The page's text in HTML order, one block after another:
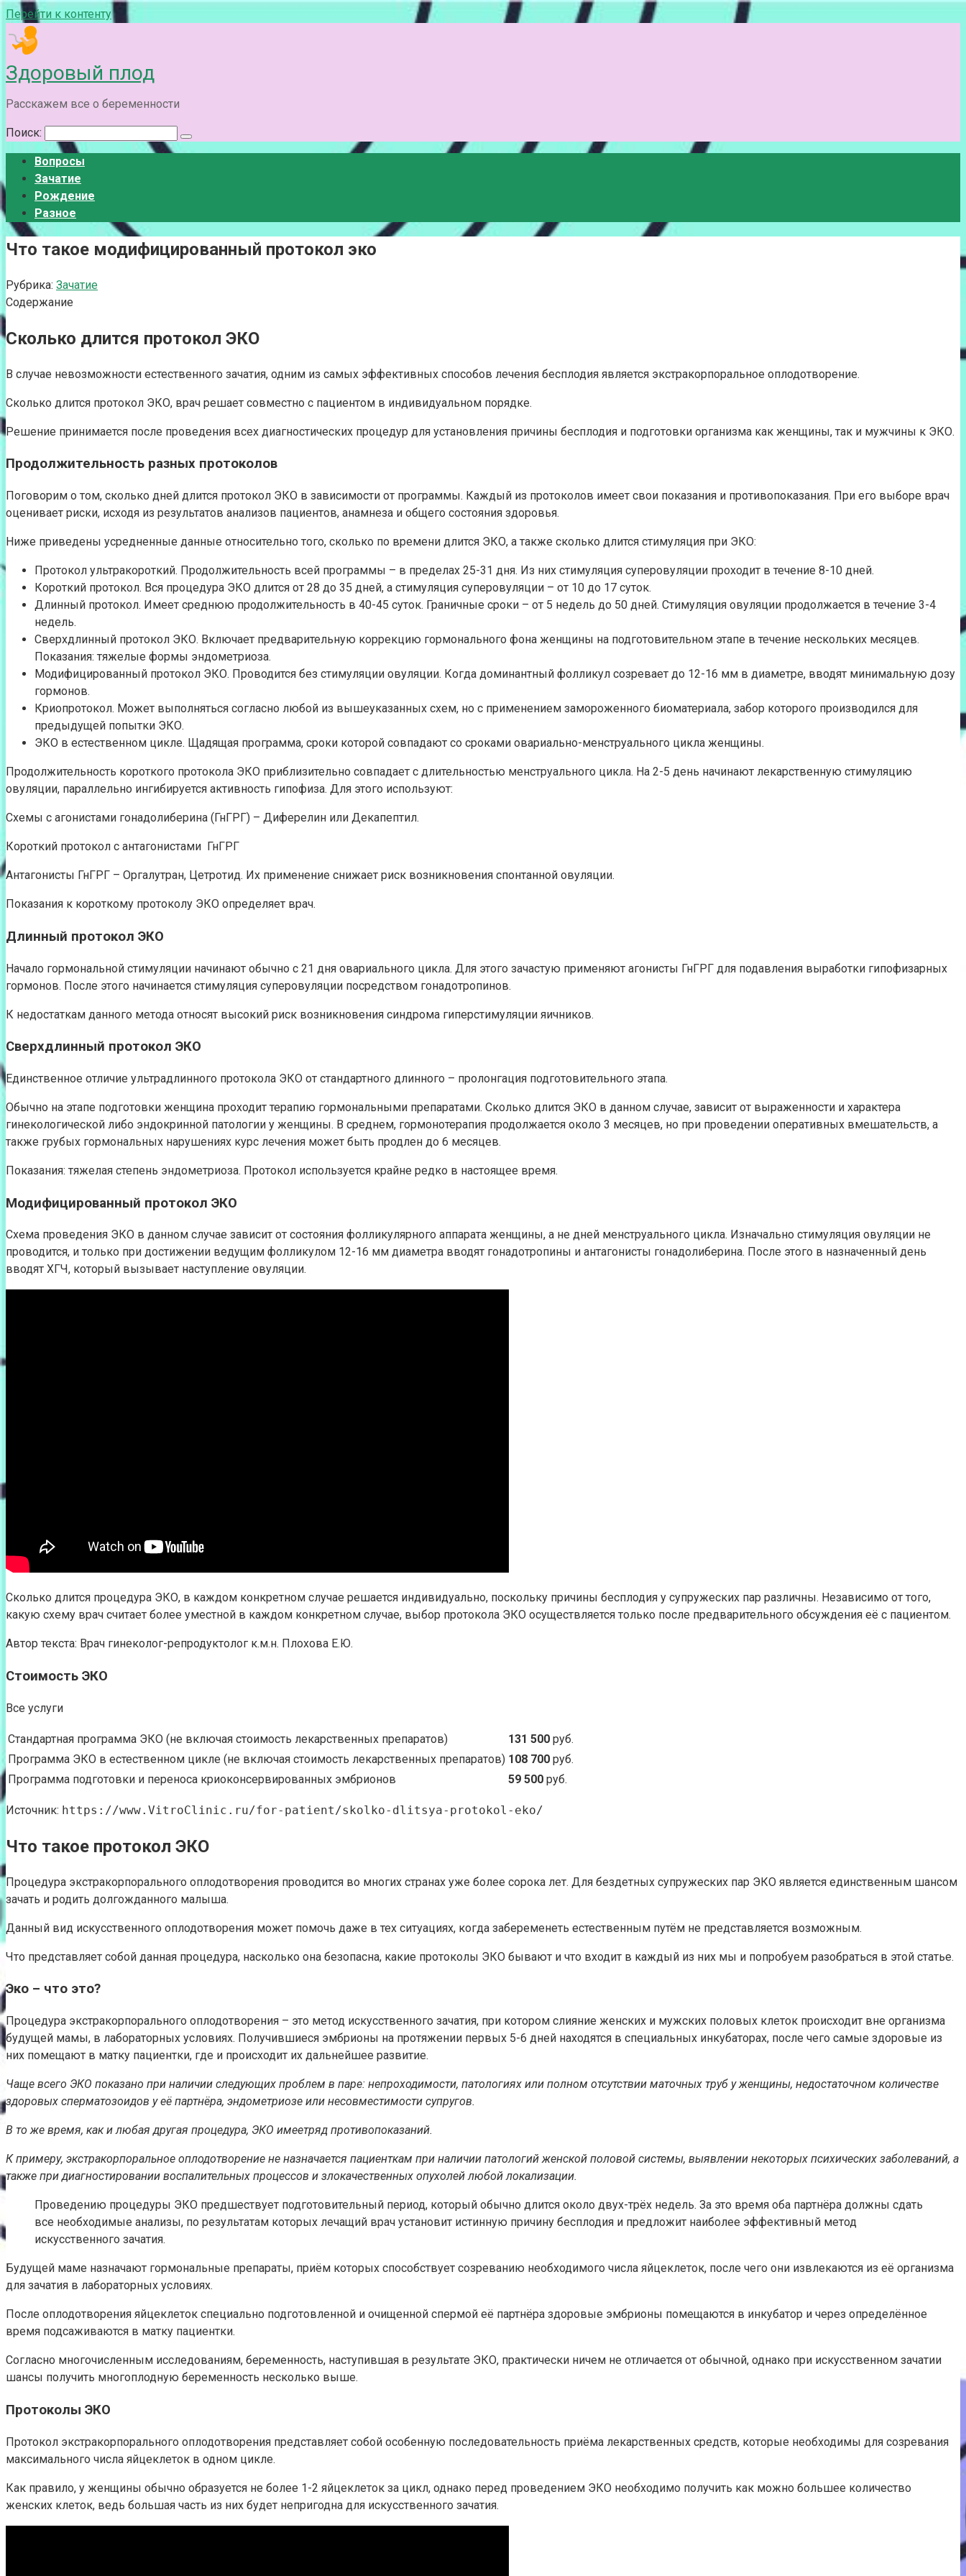
Перейти к контенту
Здоровый плод
Расскажем все о беременности
Поиск:
Вопросы
Зачатие
Рождение
Разное
Что такое модифицированный протокол эко
Рубрика: Зачатие
Содержание
Сколько длится протокол ЭКО
В случае невозможности естественного зачатия, одним из самых эффективных способов лечения бесплодия является экстракорпоральное оплодотворение.
Сколько длится протокол ЭКО, врач решает совместно с пациентом в индивидуальном порядке.
Решение принимается после проведения всех диагностических процедур для установления причины бесплодия и подготовки организма как женщины, так и мужчины к ЭКО.
Продолжительность разных протоколов
Поговорим о том, сколько дней длится протокол ЭКО в зависимости от программы. Каждый из протоколов имеет свои показания и противопоказания. При его выборе врач
оценивает риски, исходя из результатов анализов пациентов, анамнеза и общего состояния здоровья.
Ниже приведены усредненные данные относительно того, сколько по времени длится ЭКО, а также сколько длится стимуляция при ЭКО:
Протокол ультракороткий. Продолжительность всей программы – в пределах 25-31 дня. Из них стимуляция суперовуляции проходит в течение 8-10 дней.
Короткий протокол. Вся процедура ЭКО длится от 28 до 35 дней, а стимуляция суперовуляции – от 10 до 17 суток.
Длинный протокол. Имеет среднюю продолжительность в 40-45 суток. Граничные сроки – от 5 недель до 50 дней. Стимуляция овуляции продолжается в течение 3-4
недель.
Сверхдлинный протокол ЭКО. Включает предварительную коррекцию гормонального фона женщины на подготовительном этапе в течение нескольких месяцев.
Показания: тяжелые формы эндометриоза.
Модифицированный протокол ЭКО. Проводится без стимуляции овуляции. Когда доминантный фолликул созревает до 12-16 мм в диаметре, вводят минимальную дозу
гормонов.
Криопротокол. Может выполняться согласно любой из вышеуказанных схем, но с применением замороженного биоматериала, забор которого производился для
предыдущей попытки ЭКО.
ЭКО в естественном цикле. Щадящая программа, сроки которой совпадают со сроками овариально-менструального цикла женщины.
Продолжительность короткого протокола ЭКО приблизительно совпадает с длительностью менструального цикла. На 2-5 день начинают лекарственную стимуляцию
овуляции, параллельно ингибируется активность гипофиза. Для этого используют:
Схемы с агонистами гонадолиберина (ГнГРГ) – Диферелин или Декапептил.
Короткий протокол с антагонистами ГнГРГ
Антагонисты ГнГРГ – Оргалутран, Цетротид. Их применение снижает риск возникновения спонтанной овуляции.
Показания к короткому протоколу ЭКО определяет врач.
Длинный протокол ЭКО
Начало гормональной стимуляции начинают обычно с 21 дня овариального цикла. Для этого зачастую применяют агонисты ГнГРГ для подавления выработки гипофизарных
гормонов. После этого начинается стимуляция суперовуляции посредством гонадотропинов.
К недостаткам данного метода относят высокий риск возникновения синдрома гиперстимуляции яичников.
Сверхдлинный протокол ЭКО
Единственное отличие ультрадлинного протокола ЭКО от стандартного длинного – пролонгация подготовительного этапа.
Обычно на этапе подготовки женщина проходит терапию гормональными препаратами. Сколько длится ЭКО в данном случае, зависит от выраженности и характера
гинекологической либо эндокринной патологии у женщины. В среднем, гормонотерапия продолжается около 3 месяцев, но при проведении оперативных вмешательств, а
также грубых гормональных нарушениях курс лечения может быть продлен до 6 месяцев.
Показания: тяжелая степень эндометриоза. Протокол используется крайне редко в настоящее время.
Модифицированный протокол ЭКО
Схема проведения ЭКО в данном случае зависит от состояния фолликулярного аппарата женщины, а не дней менструального цикла. Изначально стимуляция овуляции не
проводится, и только при достижении ведущим фолликулом 12-16 мм диаметра вводят гонадотропины и антагонисты гонадолиберина. После этого в назначенный день
вводят ХГЧ, который вызывает наступление овуляции.
Сколько длится процедура ЭКО, в каждом конкретном случае решается индивидуально, поскольку причины бесплодия у супружеских пар различны. Независимо от того,
какую схему врач считает более уместной в каждом конкретном случае, выбор протокола ЭКО осуществляется только после предварительного обсуждения её с пациентом.
Автор текста: Врач гинеколог-репродуктолог к.м.н. Плохова Е.Ю.
Стоимость ЭКО
Все услуги
Стандартная программа ЭКО (не включая стоимость лекарственных препаратов) 131 500 руб.
Программа ЭКО в естественном цикле (не включая стоимость лекарственных препаратов) 108 700 руб.
Программа подготовки и переноса криоконсервированных эмбрионов
59 500 руб.
Источник: https://www.VitroClinic.ru/for-patient/skolko-dlitsya-protokol-eko/
Что такое протокол ЭКО
Процедура экстракорпорального оплодотворения проводится во многих странах уже более сорока лет. Для бездетных супружеских пар ЭКО является единственным шансом
зачать и родить долгожданного малыша.
Данный вид искусственного оплодотворения может помочь даже в тех ситуациях, когда забеременеть естественным путём не представляется возможным.
Что представляет собой данная процедура, насколько она безопасна, какие протоколы ЭКО бывают и что входит в каждый из них мы и попробуем разобраться в этой статье.
Эко – что это?
Процедура экстракорпорального оплодотворения – это метод искусственного зачатия, при котором слияние женских и мужских половых клеток происходит вне организма
будущей мамы, в лабораторных условиях. Получившиеся эмбрионы на протяжении первых 5-6 дней находятся в специальных инкубаторах, после чего самые здоровые из
них помещают в матку пациентки, где и происходит их дальнейшее развитие.
Чаще всего ЭКО показано при наличии следующих проблем в паре: непроходимости, патологиях или полном отсутствии маточных труб у женщины, недостаточном количестве
здоровых сперматозоидов у её партнёра, эндометриозе или несовместимости супругов.
В то же время, как и любая другая процедура, ЭКО имеетряд противопоказаний.
К примеру, экстракорпоральное оплодотворение не назначается пациенткам при наличии патологий женской половой системы, выявлении некоторых психических заболеваний, а
также при диагностировании воспалительных процессов и злокачественных опухолей любой локализации.
Проведению процедуры ЭКО предшествует подготовительный период, который обычно длится около двух-трёх недель. За это время оба партнёра должны сдать
все необходимые анализы, по результатам которых лечащий врач установит истинную причину бесплодия и предложит наиболее эффективный метод
искусственного зачатия.
Будущей маме назначают гормональные препараты, приём которых способствует созреванию необходимого числа яйцеклеток, после чего они извлекаются из её организма
для зачатия в лабораторных условиях.
После оплодотворения яйцеклеток специально подготовленной и очищенной спермой её партнёра здоровые эмбрионы помещаются в инкубатор и через определённое
время подсаживаются в матку пациентки.
Согласно многочисленным исследованиям, беременность, наступившая в результате ЭКО, практически ничем не отличается от обычной, однако при искусственном зачатии
шансы получить многоплодную беременность несколько выше.
Протоколы ЭКО
Протокол экстракорпорального оплодотворения представляет собой особенную последовательность приёма лекарственных средств, которые необходимы для созревания
максимального числа яйцеклеток в одном цикле.
Как правило, у женщины обычно образуется не более 1-2 яйцеклеток за цикл, однако перед проведением ЭКО необходимо получить как можно большее количество
женских клеток, ведь большая часть из них будет непригодна для искусственного зачатия.